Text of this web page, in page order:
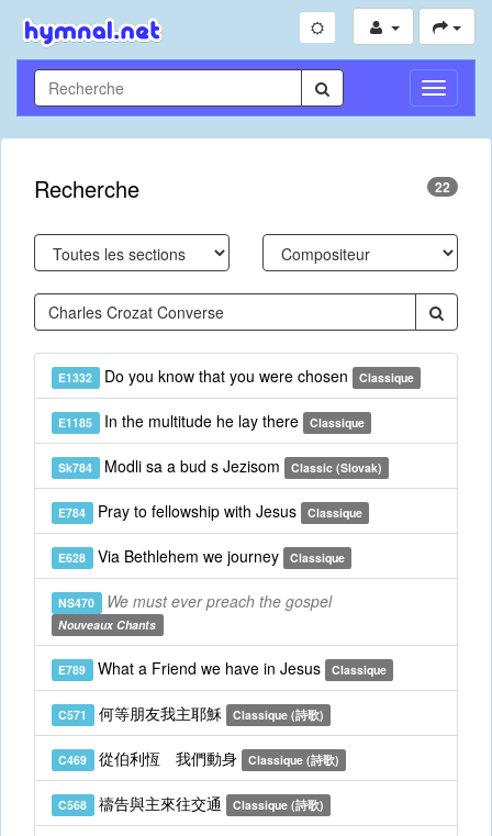
Toggle
Recherche 22
E1332 Do you know that you were chosen Classique
E1185 In the multitude he lay there Classique
Sk784 Modli sa a bud s Jezisom Classic (Slovak)
E784 Pray to fellowship with Jesus Classique
E628 Via Bethlehem we journey Classique
NS470 We must ever preach the gospel
Nouveaux Chants
E789 What a Friend we have in Jesus Classique
C571 何等朋友我主耶穌 Classique (詩歌)
C469 從伯利恆 我們動身 Classique (詩歌)
C568 禱告與主來往交通 Classique (詩歌)